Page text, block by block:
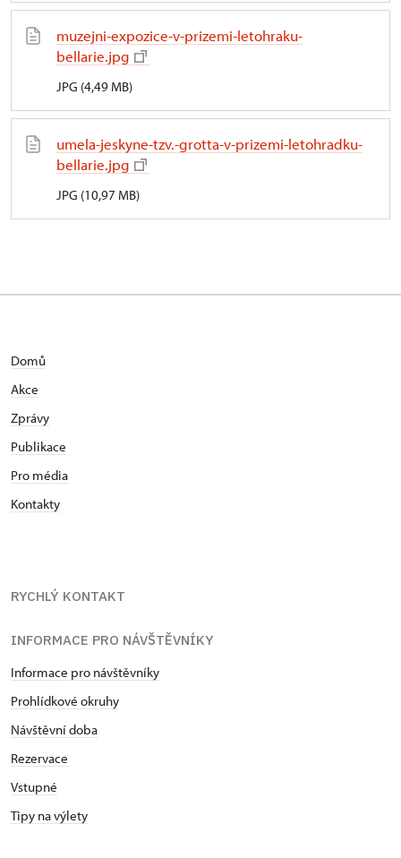
muzejni-expozice-v-prizemi-letohraku-
bellarie.jpg
JPG (4,49 MB)
umela-jeskyne-tzv.-grotta-v-prizemi-letohradku-
bellarie.jpg
JPG (10,97 MB)
Domů
Akce
Zprávy
Publikace
Pro média
Kontakty
RYCHLÝ KONTAKT
INFORMACE PRO NÁVŠTĚVNÍKY
Informace pro návštěvníky
Prohlídkové okruhy
Návštěvní doba
Rezervace
Vstupné
Tipy na výlety